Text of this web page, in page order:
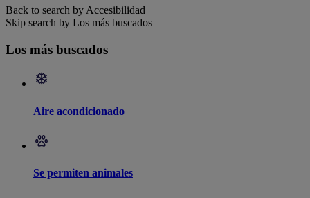
Back to search by Accesibilidad
Skip search by Los más buscados
Los más buscados
Aire acondicionado
Se permiten animales